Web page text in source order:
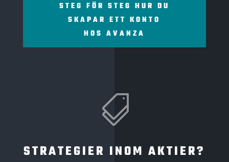
STEG FÖR STEG HUR DU
SKAPAR ETT KONTO
HOS AVANZA

STRATEGIER INOM AKTIER?